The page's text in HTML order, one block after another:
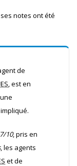
notes ont été
de
, est en
10, pris en
, les agents
et de